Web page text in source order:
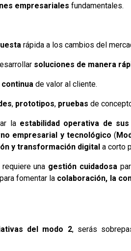
empresariales fundamentales.
rápida a los cambios del
soluciones de manera
de valor al cliente.
, prototipos, pruebas de
la estabilidad operativa de
empresarial y tecnológico (
y transformación digital a corto
una gestión cuidadosa
para fomentar la colaboración, la
del modo 2, serás